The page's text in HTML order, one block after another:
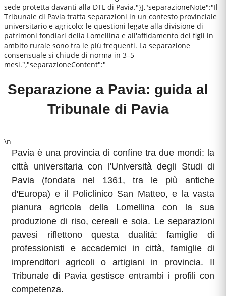
sede protetta davanti alla DTL di Pavia."}],"separazioneNote":"Il
Tribunale di Pavia tratta separazioni in un contesto provinciale
universitario e agricolo; le questioni legate alla divisione di
patrimoni fondiari della Lomellina e all'affidamento dei figli in
ambito rurale sono tra le più frequenti. La separazione
consensuale si chiude di norma in 3–5
mesi.","separazioneContent":"
Separazione a Pavia: guida al
Tribunale di Pavia
\n
Pavia è una provincia di confine tra due mondi: la
città universitaria con l'Università degli Studi di
Pavia (fondata nel 1361, tra le più antiche
d'Europa) e il Policlinico San Matteo, e la vasta
pianura agricola della Lomellina con la sua
produzione di riso, cereali e soia. Le separazioni
pavesi riflettono questa dualità: famiglie di
professionisti e accademici in città, famiglie di
imprenditori agricoli o artigiani in provincia. Il
Tribunale di Pavia gestisce entrambi i profili con
competenza.